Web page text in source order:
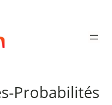
Probabilités